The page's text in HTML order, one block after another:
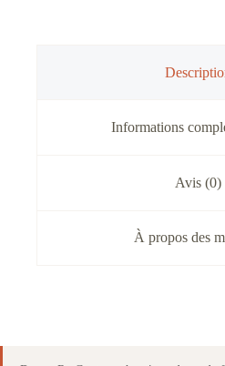
Informations
Avis (0)
À propos des